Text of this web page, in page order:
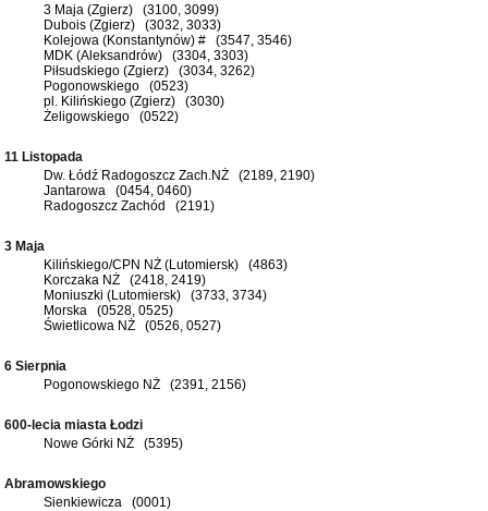
3 Maja (Zgierz) (3100, 3099)
Dubois (Zgierz) (3032, 3033)
Kolejowa (Konstantynów) # (3547, 3546)
MDK (Aleksandrów) (3304, 3303)
Piłsudskiego (Zgierz) (3034, 3262)
Pogonowskiego (0523)
pl. Kilińskiego (Zgierz) (3030)
Żeligowskiego (0522)
11 Listopada
Dw. Łódź Radogoszcz Zach.NŻ (2189, 2190)
Jantarowa (0454, 0460)
Radogoszcz Zachód (2191)
3 Maja
Kilińskiego/CPN NŻ (Lutomiersk) (4863)
Korczaka NŻ (2418, 2419)
Moniuszki (Lutomiersk) (3733, 3734)
Morska (0528, 0525)
Świetlicowa NŻ (0526, 0527)
6 Sierpnia
Pogonowskiego NŻ (2391, 2156)
600-lecia miasta Łodzi
Nowe Górki NŻ (5395)
Abramowskiego
Sienkiewicza (0001)